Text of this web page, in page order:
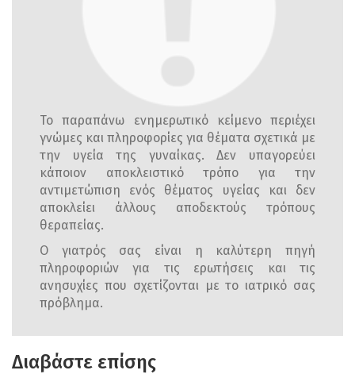
Το παραπάνω ενημερωτικό κείμενο περιέχει
γνώμες και πληροφορίες για θέματα σχετικά με
την υγεία της γυναίκας. Δεν υπαγορεύει
κάποιον αποκλειστικό τρόπο για την
αντιμετώπιση ενός θέματος υγείας και δεν
αποκλείει άλλους αποδεκτούς τρόπους
θεραπείας.
Ο γιατρός σας είναι η καλύτερη πηγή
πληροφοριών για τις ερωτήσεις και τις
ανησυχίες που σχετίζονται με το ιατρικό σας
πρόβλημα.
Διαβάστε επίσης